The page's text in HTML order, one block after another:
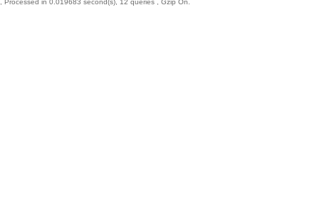
, Processed in 0.019683 second(s), 12 queries , Gzip On.